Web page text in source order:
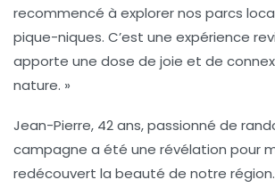
recommencé à explorer nos parcs
pique-niques. C’est une expérience
apporte une dose de joie et de
nature. »
Jean-Pierre, 42 ans, passionné de
campagne a été une révélation pour
redécouvert la beauté de notre